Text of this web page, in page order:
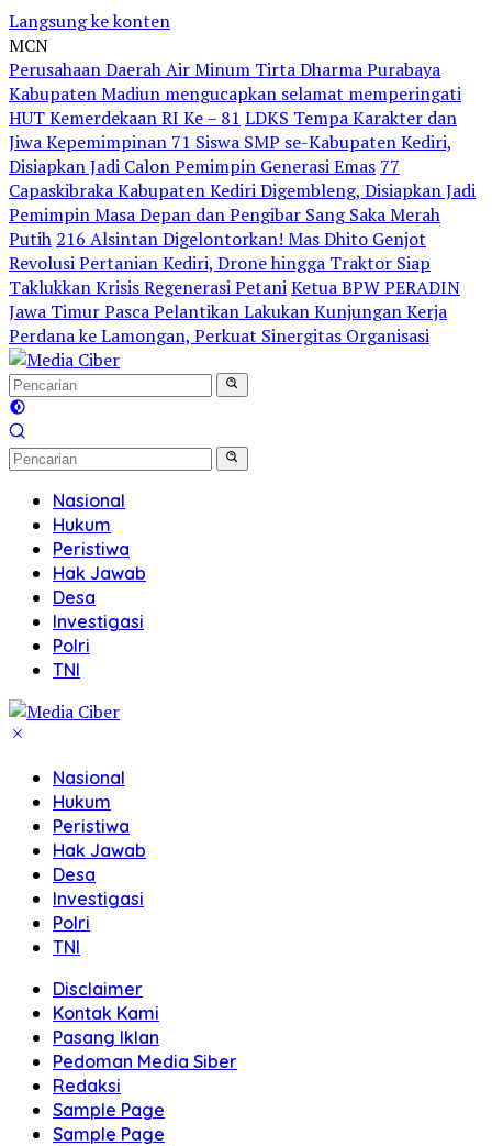
Langsung ke konten
MCN
Perusahaan Daerah Air Minum Tirta Dharma Purabaya
Kabupaten Madiun mengucapkan selamat memperingati
HUT Kemerdekaan RI Ke – 81 LDKS Tempa Karakter dan
Jiwa Kepemimpinan 71 Siswa SMP se-Kabupaten Kediri,
Disiapkan Jadi Calon Pemimpin Generasi Emas 77
Capaskibraka Kabupaten Kediri Digembleng, Disiapkan Jadi
Pemimpin Masa Depan dan Pengibar Sang Saka Merah
Putih 216 Alsintan Digelontorkan! Mas Dhito Genjot
Revolusi Pertanian Kediri, Drone hingga Traktor Siap
Taklukkan Krisis Regenerasi PetaniKetua BPW PERADIN
Jawa Timur Pasca Pelantikan Lakukan Kunjungan Kerja
Perdana ke Lamongan, Perkuat Sinergitas Organisasi
Nasional
Hukum
Peristiwa
Hak Jawab
Desa
Investigasi
Polri
TNI
Nasional
Hukum
Peristiwa
Hak Jawab
Desa
Investigasi
Polri
TNI
Disclaimer
Kontak Kami
Pasang Iklan
Pedoman Media Siber
Redaksi
Sample Page
Sample Page